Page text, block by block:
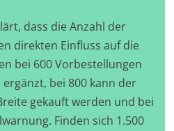
dass die Anzahl der
direkten Einfluss auf die
bei 600 Vorbestellungen
bei 800 kann der
gekauft werden und bei
Finden sich 1.500